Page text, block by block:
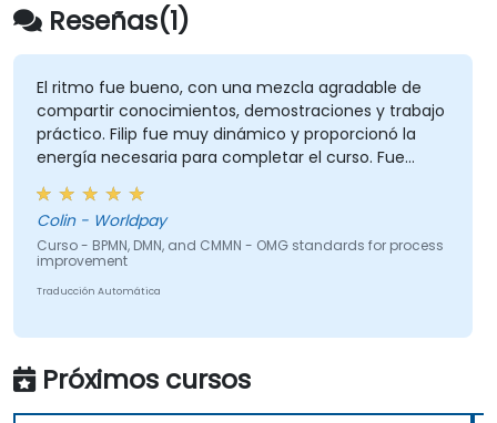
Reseñas(1)
El ritmo fue bueno, con una mezcla agradable de
compartir conocimientos, demostraciones y trabajo
práctico. Filip fue muy dinámico y proporcionó la
energía necesaria para completar el curso. Fue
excelente que hubiera mucha tutoría individual, con
Filip realizando ejercicios de formación
personalizados.
Colin - Worldpay
Curso - BPMN, DMN, and CMMN - OMG standards for process
improvement
Traducción Automática
Próximos cursos